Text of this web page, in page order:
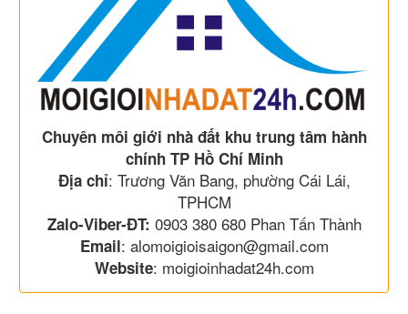
Chuyên môi giới nhà đất khu trung tâm hành
chính TP Hồ Chí Minh
Địa chỉ: Trương Văn Bang, phường Cái Lái,
TPHCM
Zalo-Viber-ĐT: 0903 380 680 Phan Tấn Thành
Email: alomoigioisaigon@gmail.com
Website: moigioinhadat24h.com